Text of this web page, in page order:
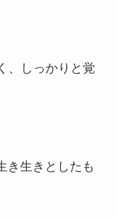
、しっかりと覚
き生きとしたも